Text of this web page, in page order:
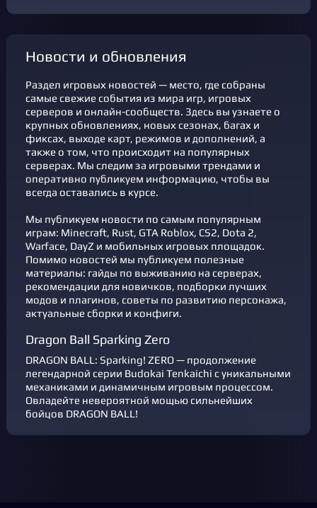
новости и обновления
Раздел игровых новостей — место, где собраны
самые свежие события из мира игр, игровых
серверов и онлайн-сообществ. Здесь вы узнаете о
крупных обновлениях, новых сезонах, багах и
фикcах, выходе карт, режимов и дополнений, а
также о том, что происходит на популярных
серверах. Мы следим за игровыми трендами и
оперативно публикуем информацию, чтобы вы
всегда оставались в курсе.
Мы публикуем новости по самым популярным
играм: Minecraft, Rust, GTA Roblox, CS2, Dota 2,
Warface, DayZ и мобильных игровых площадок.
Помимо новостей мы публикуем полезные
материалы: гайды по выживанию на серверах,
рекомендации для новичков, подборки лучших
модов и плагинов, советы по развитию персонажа,
актуальные сборки и конфиги.
Dragon Ball Sparking Zero
DRAGON BALL: Sparking! ZERO — продолжение
легендарной серии Budokai Tenkaichi с уникальными
механиками и динамичным игровым процессом.
Овладейте невероятной мощью сильнейших
бойцов DRAGON BALL!